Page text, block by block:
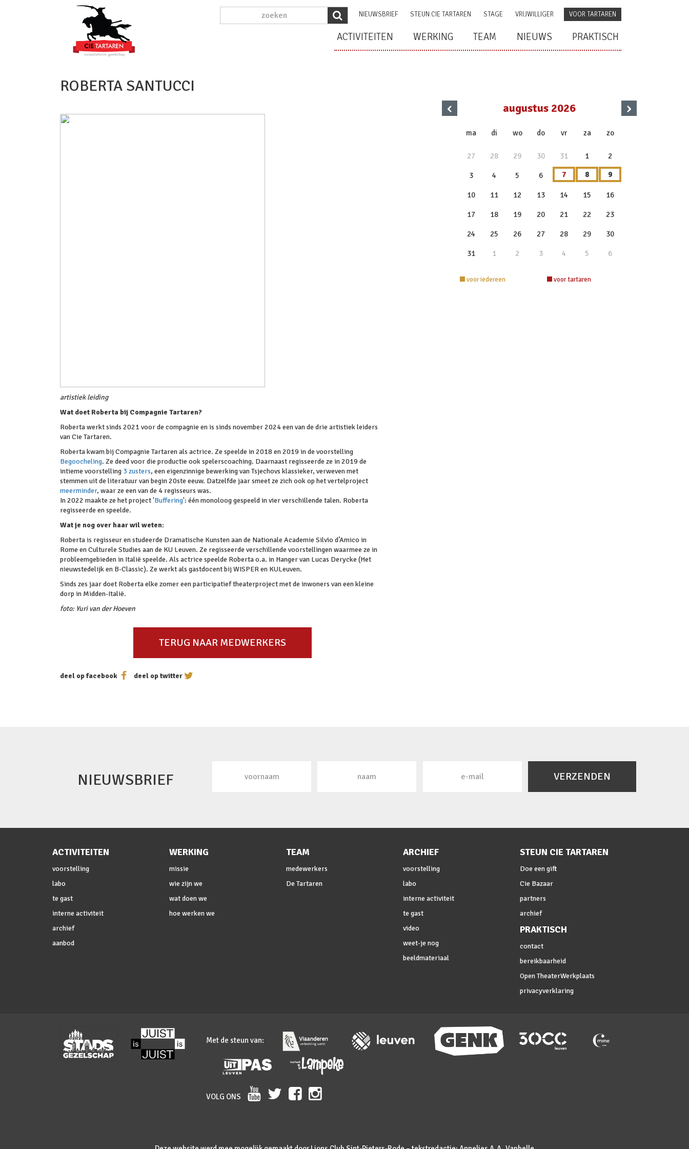
VOOR TARTAREN
NIEUWSBRIEF STEUN CIE TARTAREN STAGE VRIJWILLIGER
ACTIVITEITEN WERKING TEAM NIEUWS PRAKTISCH
ROBERTA SANTUCCI
artistiek leiding
Wat doet Roberta bij Compagnie Tartaren?
Roberta werkt sinds 2021 voor de compagnie en is sinds november 2024 een van de drie artistiek leiders
van Cie Tartaren.
Roberta kwam bij Compagnie Tartaren als actrice. Ze speelde in 2018 en 2019 in de voorstelling
Begoocheling. Ze deed voor die productie ook spelerscoaching. Daarnaast regisseerde ze in 2019 de
intieme voorstelling 3 zusters, een eigenzinnige bewerking van Tsjechovs klassieker, verweven met
stemmen uit de literatuur van begin 20ste eeuw. Datzelfde jaar smeet ze zich ook op het vertelproject
meerminder, waar ze een van de 4 regisseurs was.
In 2022 maakte ze het project 'Buffering': één monoloog gespeeld in vier verschillende talen. Roberta
regisseerde en speelde.
Wat je nog over haar wil weten:
Roberta is regisseur en studeerde Dramatische Kunsten aan de Nationale Academie Silvio d’Amico in
Rome en Culturele Studies aan de KU Leuven. Ze regisseerde verschillende voorstellingen waarmee ze in
probleemgebieden in Italië speelde. Als actrice speelde Roberta o.a. in Hanger van Lucas Derycke (Het
nieuwstedelijk en B-Classic). Ze werkt als gastdocent bij WISPER en KULeuven.
Sinds zes jaar doet Roberta elke zomer een participatief theaterproject met de inwoners van een kleine
dorp in Midden-Italië.
foto: Yuri van der Hoeven
TERUG NAAR MEDWERKERS
deel op facebook deel op twitter
‹ augustus 2026
ma di wo do vr za zo
27 28 29 30 31 1 2
3 4 5 6 7 8 9
10 11 12 13 14 15 16
17 18 19 20 21 22 23
24 25 26 27 28 29 30
31 1 2 3 4 5 6
›
voor iedereen voor tartaren
NIEUWSBRIEF VERZENDEN
ACTIVITEITEN
voorstelling
labo
te gast
interne activiteit
archief
aanbod
WERKING
missie
wie zijn we
wat doen we
hoe werken we
TEAM
medewerkers
De Tartaren
ARCHIEF
voorstelling
labo
interne activiteit
te gast
video
weet-je nog
beeldmateriaal
STEUN CIE TARTAREN
Doe een gift
Cie Bazaar
partners
archief
PRAKTISCH
contact
bereikbaarheid
Open TheaterWerkplaats
privacyverklaring
Met de steun van:
VOLG ONS